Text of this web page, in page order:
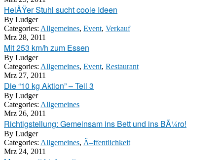
HeiÃŸer Stuhl sucht coole Ideen
By Ludger
Categories: Allgemeines, Event, Verkauf
Mrz 28, 2011
Mit 253 km/h zum Essen
By Ludger
Categories: Allgemeines, Event, Restaurant
Mrz 27, 2011
Die “10 kg Aktion” – Teil 3
By Ludger
Categories: Allgemeines
Mrz 26, 2011
Richtigstellung: Gemeinsam ins Bett und ins BÃ¼ro!
By Ludger
Categories: Allgemeines, Ã–ffentlichkeit
Mrz 24, 2011